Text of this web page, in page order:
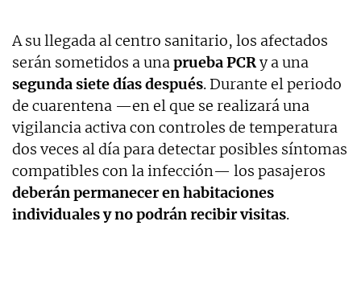
A su llegada al centro sanitario, los afectados
serán sometidos a unaprueba PCRy a una
segunda siete días después. Durante el periodo
de cuarentena —en el que se realizará una
vigilancia activa con controles de temperatura
dos veces al día para detectar posibles síntomas
compatibles con la infección— los pasajeros
deberán permanecer en habitaciones
individuales y no podrán recibir visitas.